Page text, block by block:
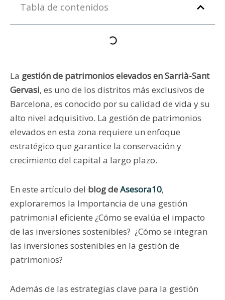
Tabla de contenidos
La gestión de patrimonios elevados en Sarrià-Sant
Gervasi, es uno de los distritos más exclusivos de
Barcelona, es conocido por su calidad de vida y su
alto nivel adquisitivo. La gestión de patrimonios
elevados en esta zona requiere un enfoque
estratégico que garantice la conservación y
crecimiento del capital a largo plazo.
En este artículo del blog deAsesora10,
exploraremos la Importancia de una gestión
patrimonial eficiente ¿Cómo se evalúa el impacto
de las inversiones sostenibles? ¿Cómo se integran
las inversiones sostenibles en la gestión de
patrimonios?
Además de las estrategias clave para la gestión